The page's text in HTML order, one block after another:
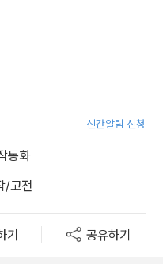
신간알림 신청
동화
/고전
기 공유하기